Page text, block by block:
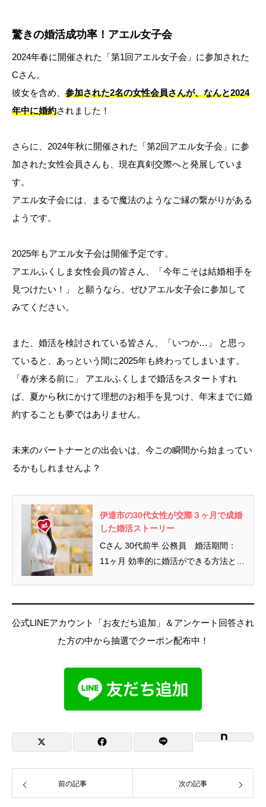
驚きの婚活成功率！アエル女子会
2024年春に開催された「第1回アエル女子会」に参加された
Cさん。
彼女を含め、 参加された2名の女性会員さんが、なんと2024
年中に婚約されました！
さらに、2024年秋に開催された「第2回アエル女子会」に参
加された女性会員さんも、現在真剣交際へと発展していま
す。
アエル女子会には、まるで魔法のようなご縁の繋がりがある
ようです。
2025年もアエル女子会は開催予定です。
アエルふくしま女性会員の皆さん、「今年こそは結婚相手を
見つけたい！」 と願うなら、ぜひアエル女子会に参加して
みてください。
また、婚活を検討されている皆さん、「いつか…」 と思っ
ていると、あっという間に2025年も終わってしまいます。
「春が来る前に」 アエルふくしまで婚活をスタートすれ
ば、夏から秋にかけて理想のお相手を見つけ、年末までに婚
約することも夢ではありません。
未来のパートナーとの出会いは、今この瞬間から始まってい
るかもしれませんよ？
伊達市の30代女性が交際３ヶ月で成婚
した婚活ストーリー
Cさん 30代前半 公務員 婚活期間：
11ヶ月 効率的に婚活ができる方法とし
公式LINEアカウント「お友だち追加」＆アンケート回答され
た方の中から抽選でクーポン配布中！
前の記事 次の記事